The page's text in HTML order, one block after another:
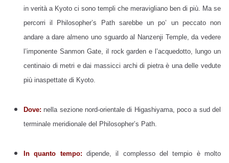
in verità a Kyoto ci sono templi che meravigliano ben di più. Ma se
percorri il Philosopher’s Path sarebbe un po’ un peccato non
andare a dare almeno uno sguardo al Nanzenji Temple, da vedere
l’imponente Sanmon Gate, il rock garden e l’acquedotto, lungo un
centinaio di metri e dai massicci archi di pietra è una delle vedute
più inaspettate di Kyoto.
Dove: nella sezione nord-orientale di Higashiyama, poco a sud del
terminale meridionale del Philosopher’s Path.
In quanto tempo: dipende, il complesso del tempio è molto